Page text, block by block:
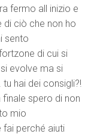
fermo all inizio e
ciò che non ho
sento
di cui si
evolve ma si
hai dei consigli?!
spero di non
mio
perché aiuti